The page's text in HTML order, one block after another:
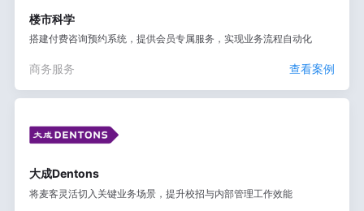
楼市科学
搭建付费咨询预约系统，提供会员专属服务，实现业务流程自动化
商务服务 查看案例
大成Dentons
将麦客灵活切入关键业务场景，提升校招与内部管理工作效能